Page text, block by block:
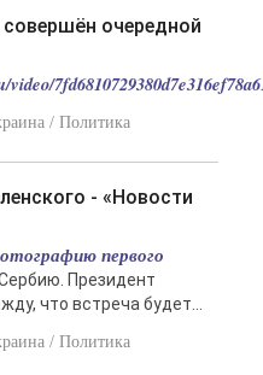
/ Политика
первого
Президент
что встреча будет...
/ Политика